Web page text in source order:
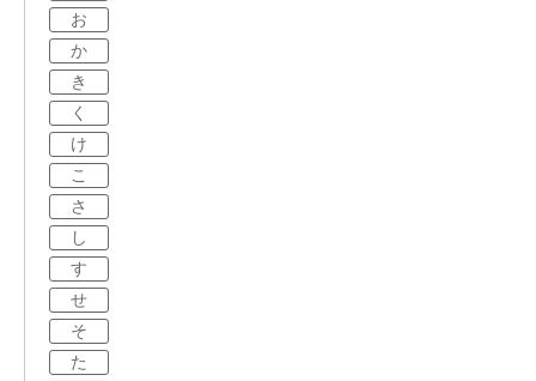
お
か
き
く
け
こ
さ
し
す
せ
そ
た